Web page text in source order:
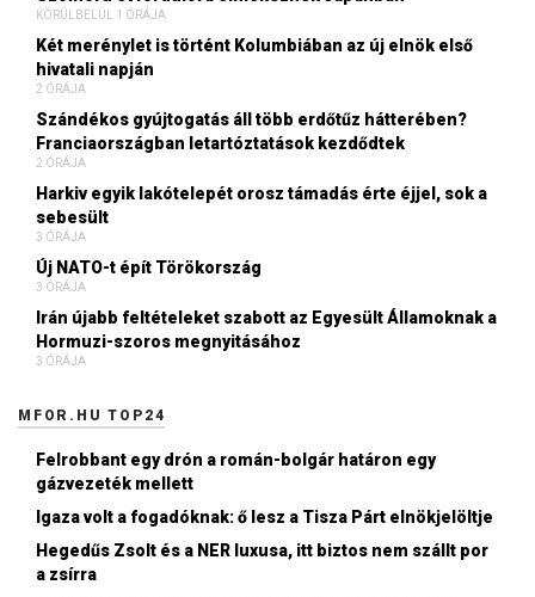
KÖRÜLBELÜL 1 ÓRÁJA
Két merénylet is történt Kolumbiában az új elnök első
hivatali napján
2 ÓRÁJA
Szándékos gyújtogatás áll több erdőtűz hátterében?
Franciaországban letartóztatások kezdődtek
2 ÓRÁJA
Harkiv egyik lakótelepét orosz támadás érte éjjel, sok a
sebesült
3 ÓRÁJA
Új NATO-t épít Törökország
3 ÓRÁJA
Irán újabb feltételeket szabott az Egyesült Államoknak a
Hormuzi-szoros megnyitásához
3 ÓRÁJA
MFOR.HU TOP24
Felrobbant egy drón a román-bolgár határon egy
gázvezeték mellett
Igaza volt a fogadóknak: ő lesz a Tisza Párt elnökjelöltje
Hegedűs Zsolt és a NER luxusa, itt biztos nem szállt por
a zsírra